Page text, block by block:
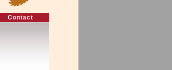
Contact